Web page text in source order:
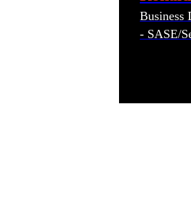
Business
- SASE/